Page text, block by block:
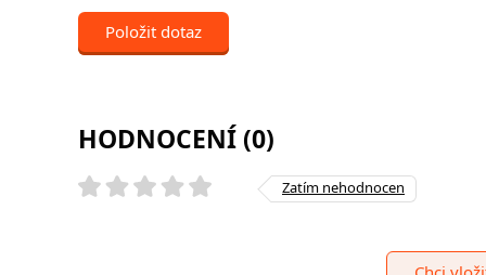
Položit dotaz
HODNOCENÍ (0)
Zatím nehodnocen